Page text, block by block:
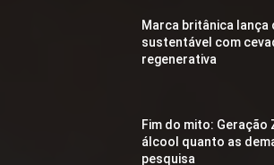
Marca britânica lança
sustentável com
regenerativa
Fim do mito:
álcool quanto as
pesquisa